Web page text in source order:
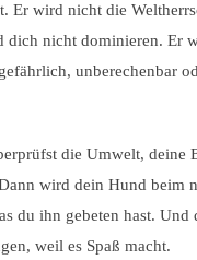
Er wird nicht die
dich nicht dominieren. Er
unberechenbar
die Umwelt, deine
wird dein Hund beim
du ihn gebeten hast. Und
weil es Spaß macht.